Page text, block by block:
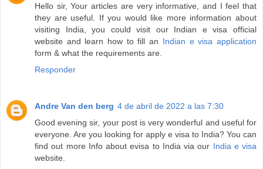
Hello sir, Your articles are very informative, and I feel that
they are useful. If you would like more information about
visiting India, you could visit our Indian e visa official
website and learn how to fill an Indian e visa application
form & what the requirements are.
Responder
Andre Van den berg 4 de abril de 2022 a las 7:30
Good evening sir, your post is very wonderful and useful for
everyone. Are you looking for apply e visa to India? You can
find out more Info about evisa to India via our India e visa
website.